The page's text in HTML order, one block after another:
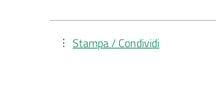
Stampa / Condividi